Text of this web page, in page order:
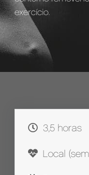
exercício.
3,5 horas
Local